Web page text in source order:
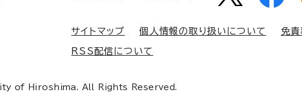
サイトマップ 個人情報の取り扱いについて 免責
RSS配信について
of Hiroshima. All Rights Reserved.